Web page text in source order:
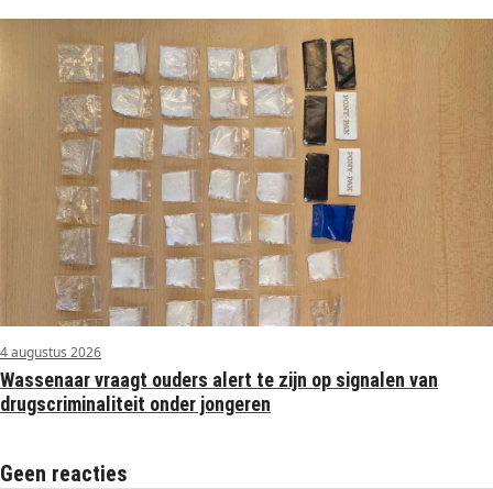
4 augustus 2026
Wassenaar vraagt ouders alert te zijn op signalen van
drugscriminaliteit onder jongeren
Geen reacties